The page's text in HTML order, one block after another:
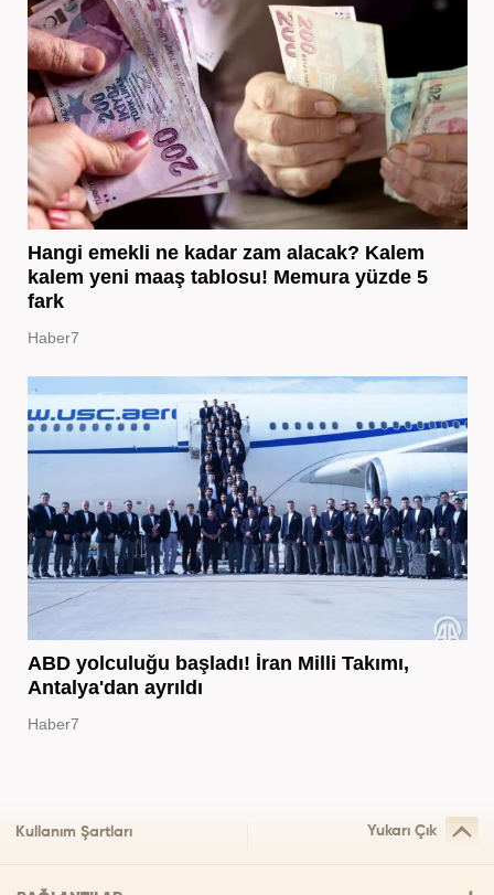
Hangi emekli ne kadar zam alacak? Kalem
kalem yeni maaş tablosu! Memura yüzde 5
fark
Haber7
ABD yolculuğu başladı! İran Milli Takımı,
Antalya'dan ayrıldı
Haber7
Kullanım Şartları Yukarı Çık